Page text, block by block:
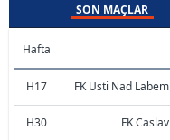
SON MAÇLAR
Hafta
H17 FK Usti Nad Labem
H30 FK Caslav